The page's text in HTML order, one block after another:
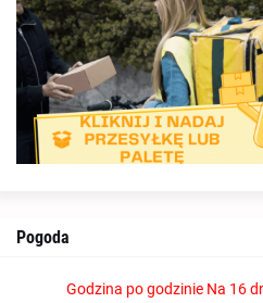
Pogoda
Godzina po godzinie Na 16